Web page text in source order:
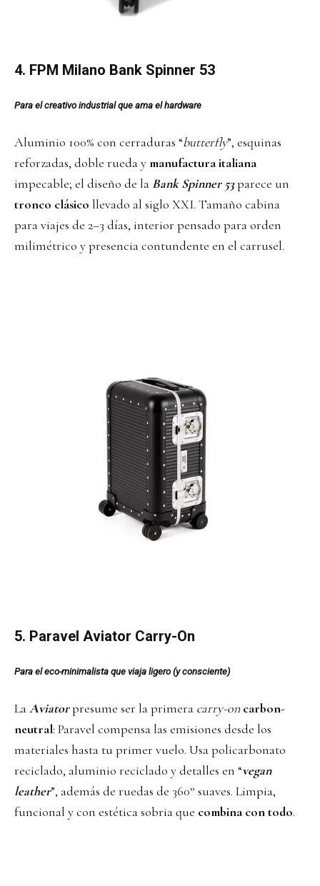
4. FPM Milano Bank Spinner 53
Para el creativo industrial que ama el hardware
Aluminio 100% con cerraduras “butterfly”, esquinas
reforzadas, doble rueda ymanufactura italiana
impecable; el diseño de la Bank Spinner 53parece un
tronco clásico llevado al siglo XXI. Tamaño cabina
para viajes de 2–3 días, interior pensado para orden
milimétrico y presencia contundente en el carrusel.
5. Paravel Aviator Carry-On
Para el eco-minimalista que viaja ligero (y consciente)
LaAviatorpresume ser la primera carry-on carbon-
neutral: Paravel compensa las emisiones desde los
materiales hasta tu primer vuelo. Usa policarbonato
reciclado, aluminio reciclado y detalles en “vegan
leather”, además de ruedas de 360° suaves. Limpia,
funcional y con estética sobria que combina con todo.